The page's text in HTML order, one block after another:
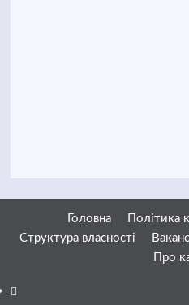
Головна
Політика
Структура власності
Про
Facebook